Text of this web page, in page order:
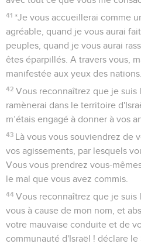
41 *Je vous accueillerai comme
agréable, quand je vous aurai
peuples, quand je vous aurai
êtes éparpillés. A travers vous,
manifestée aux yeux des nations.
42 Vous reconnaîtrez que je suis
ramènerai dans le territoire
m’étais engagé à donner à vos
43 Là vous vous souviendrez de
vos agissements, par lesquels
Vous vous prendrez vous-
le mal que vous avez commis.
44 Vous reconnaîtrez que je suis
vous à cause de mon nom, et
votre mauvaise conduite et de
communauté d'Israël ! déclare le